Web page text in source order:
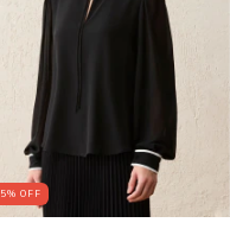
% OFF